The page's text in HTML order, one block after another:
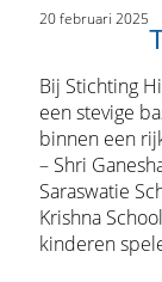
20 februari 2025
Bij Stichting
een stevige
binnen een
– Shri
Saraswatie
Krishna
kinderen